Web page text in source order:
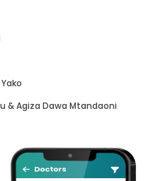
& Agiza Dawa Mtandaoni